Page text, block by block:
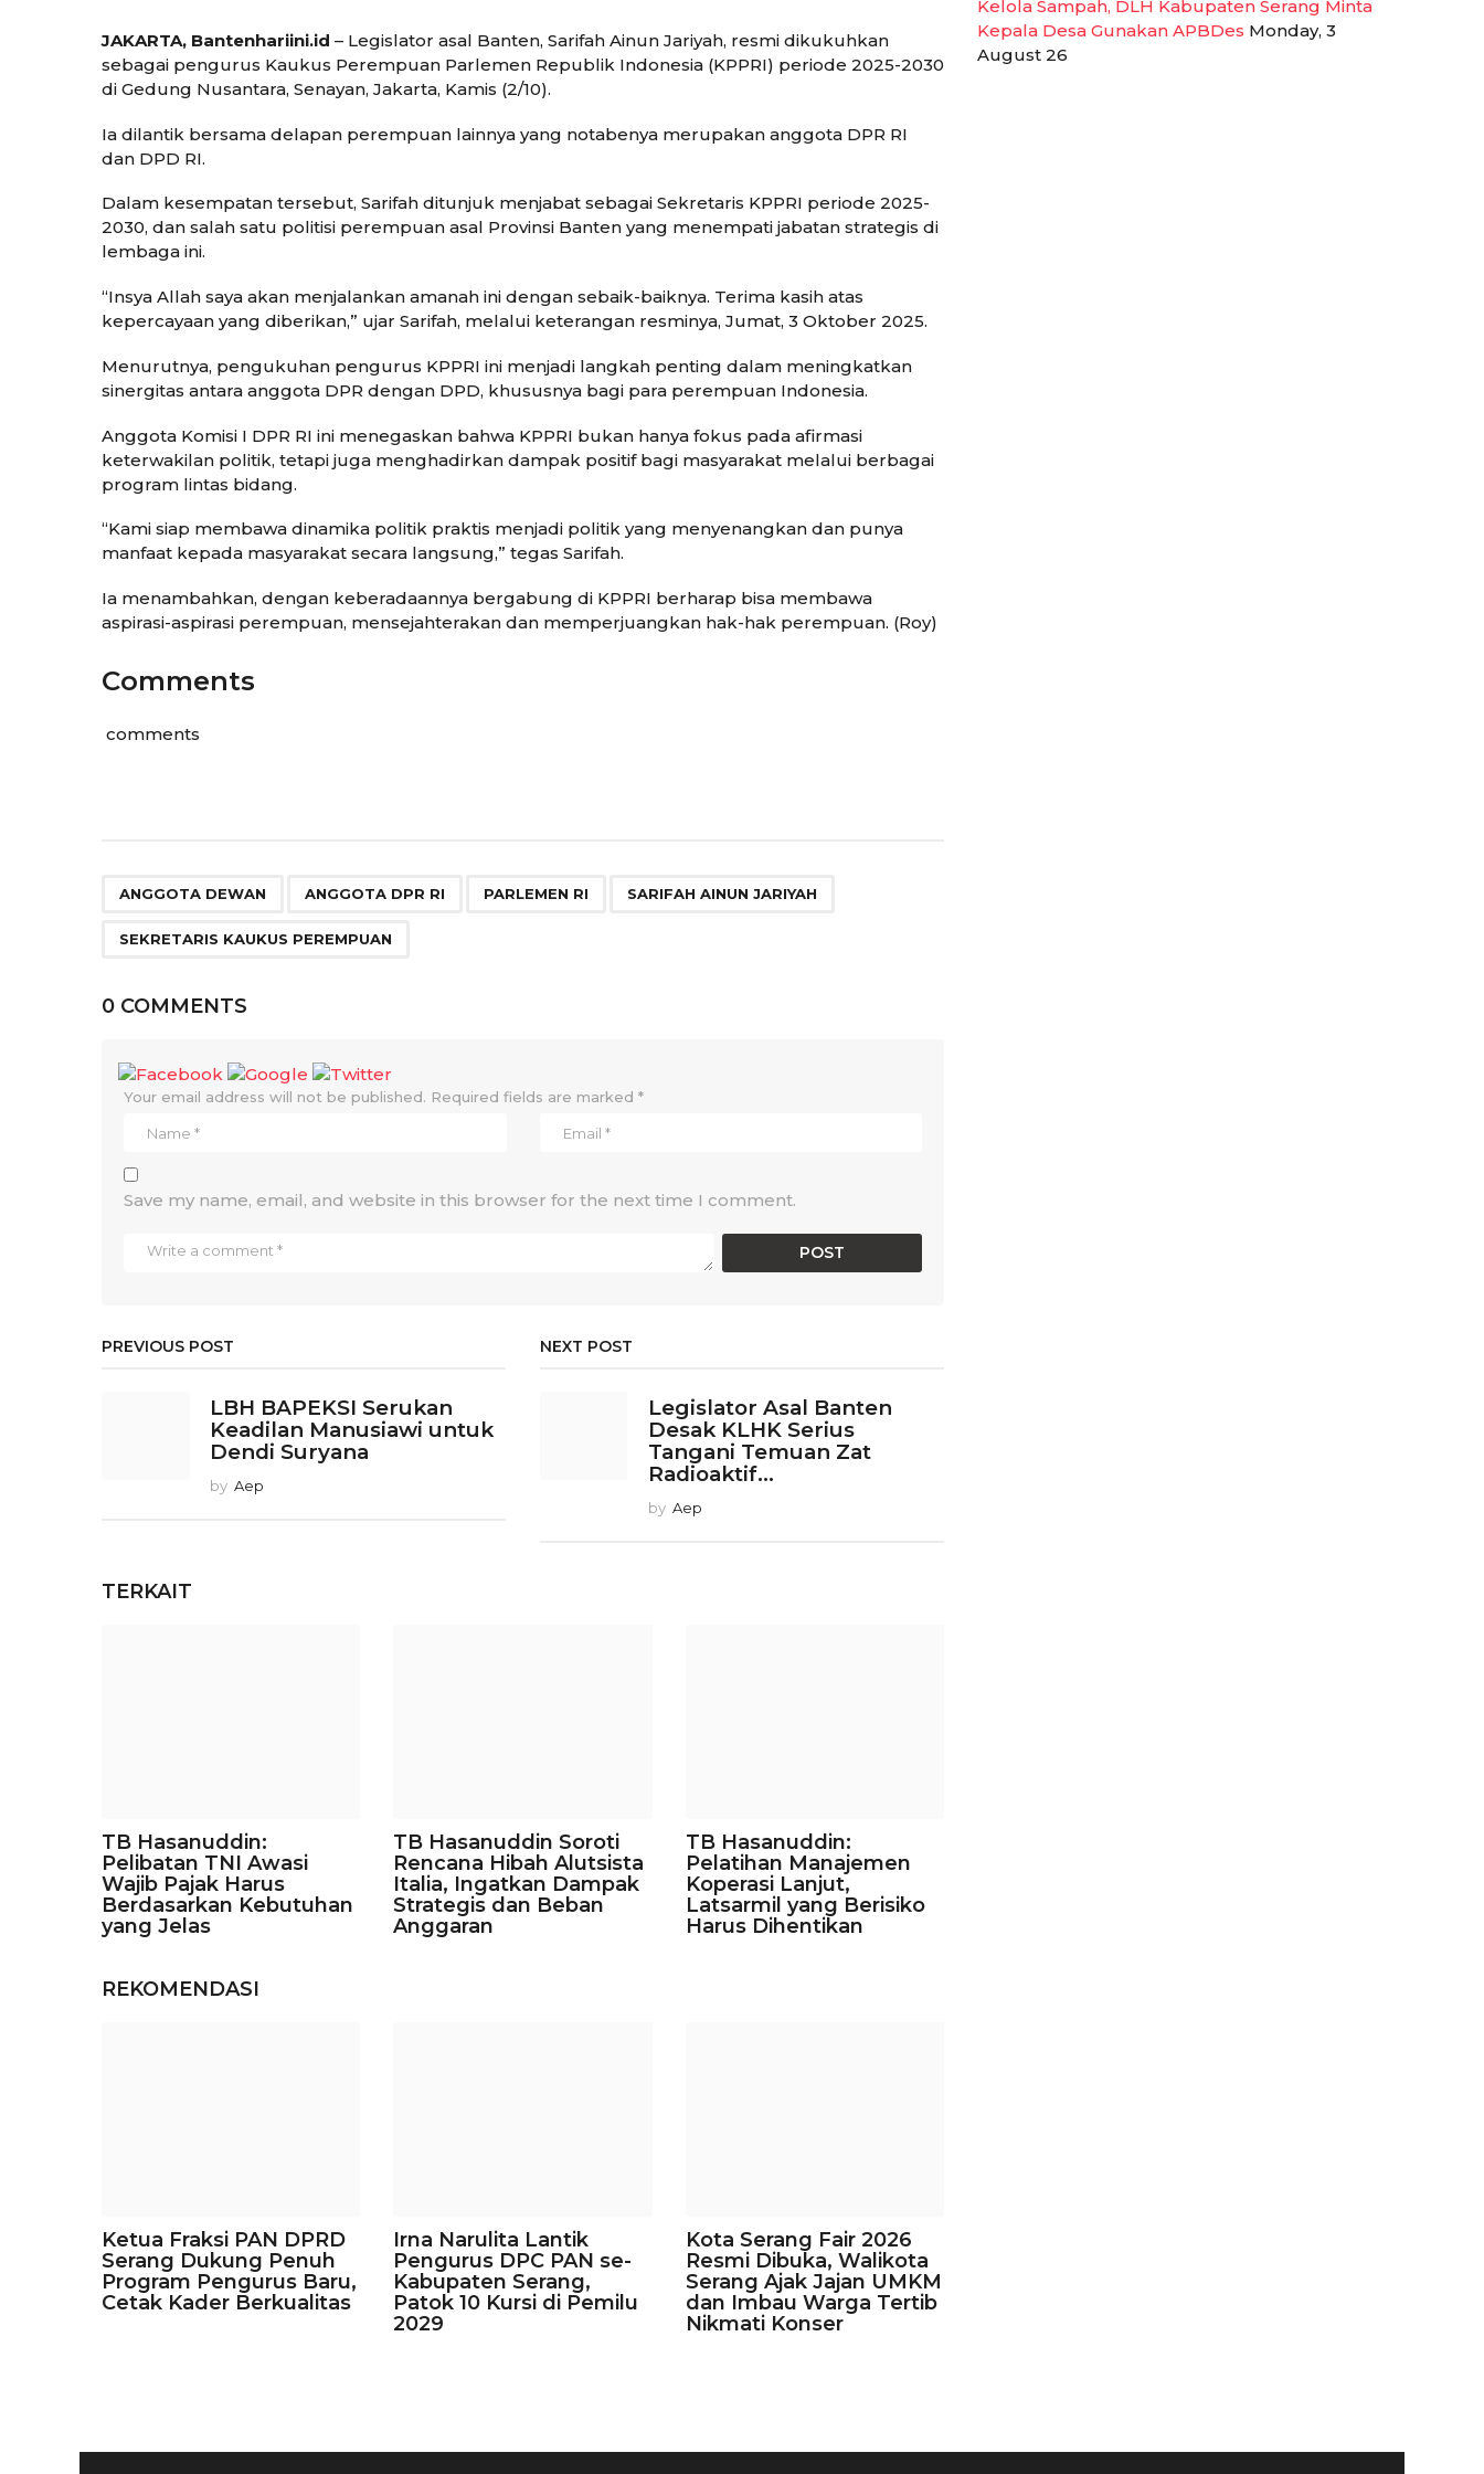
JAKARTA, Bantenhariini.id – Legislator asal Banten, Sarifah Ainun Jariyah, resmi dikukuhkan
sebagai pengurus Kaukus Perempuan Parlemen Republik Indonesia (KPPRI) periode 2025-2030
di Gedung Nusantara, Senayan, Jakarta, Kamis (2/10).
Ia dilantik bersama delapan perempuan lainnya yang notabenya merupakan anggota DPR RI
dan DPD RI.
Dalam kesempatan tersebut, Sarifah ditunjuk menjabat sebagai Sekretaris KPPRI periode 2025-
2030, dan salah satu politisi perempuan asal Provinsi Banten yang menempati jabatan strategis di
lembaga ini.
“Insya Allah saya akan menjalankan amanah ini dengan sebaik-baiknya. Terima kasih atas
kepercayaan yang diberikan,” ujar Sarifah, melalui keterangan resminya, Jumat, 3 Oktober 2025.
Menurutnya, pengukuhan pengurus KPPRI ini menjadi langkah penting dalam meningkatkan
sinergitas antara anggota DPR dengan DPD, khususnya bagi para perempuan Indonesia.
Anggota Komisi I DPR RI ini menegaskan bahwa KPPRI bukan hanya fokus pada afirmasi
keterwakilan politik, tetapi juga menghadirkan dampak positif bagi masyarakat melalui berbagai
program lintas bidang.
“Kami siap membawa dinamika politik praktis menjadi politik yang menyenangkan dan punya
manfaat kepada masyarakat secara langsung,” tegas Sarifah.
Ia menambahkan, dengan keberadaannya bergabung di KPPRI berharap bisa membawa
aspirasi-aspirasi perempuan, mensejahterakan dan memperjuangkan hak-hak perempuan. (Roy)
Comments
comments
ANGGOTA DEWAN ANGGOTA DPR RI PARLEMEN RI SARIFAH AINUN JARIYAH
SEKRETARIS KAUKUS PEREMPUAN
0 COMMENTS
Your email address will not be published. Required fields are marked *
Save my name, email, and website in this browser for the next time I comment.
PREVIOUS POST
LBH BAPEKSI Serukan
Keadilan Manusiawi untuk
Dendi Suryana
by Aep
NEXT POST
Legislator Asal Banten
Desak KLHK Serius
Tangani Temuan Zat
Radioaktif...
by Aep
TERKAIT
TB Hasanuddin:
Pelibatan TNI Awasi
Wajib Pajak Harus
Berdasarkan Kebutuhan
yang Jelas
TB Hasanuddin Soroti
Rencana Hibah Alutsista
Italia, Ingatkan Dampak
Strategis dan Beban
Anggaran
TB Hasanuddin:
Pelatihan Manajemen
Koperasi Lanjut,
Latsarmil yang Berisiko
Harus Dihentikan
REKOMENDASI
Ketua Fraksi PAN DPRD
Serang Dukung Penuh
Program Pengurus Baru,
Cetak Kader Berkualitas
Irna Narulita Lantik
Pengurus DPC PAN se-
Kabupaten Serang,
Patok 10 Kursi di Pemilu
2029
Kota Serang Fair 2026
Resmi Dibuka, Walikota
Serang Ajak Jajan UMKM
dan Imbau Warga Tertib
Nikmati Konser
Kelola Sampah, DLH Kabupaten Serang Minta
Kepala Desa Gunakan APBDes Monday, 3
August 26